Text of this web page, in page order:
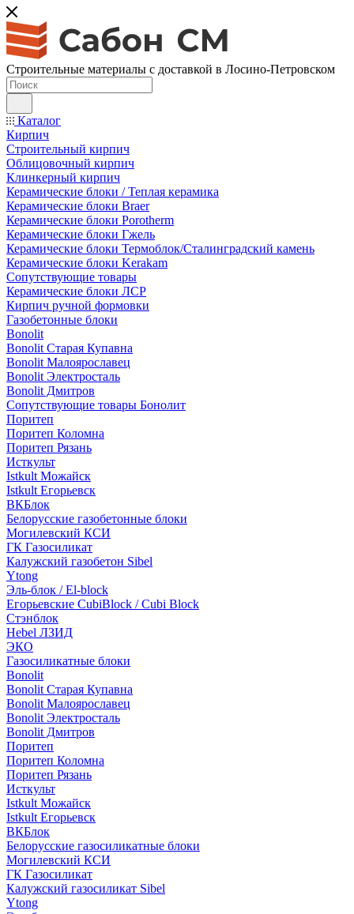
Строительные материалы с доставкой в Лосино-Петровском
Каталог
Кирпич
Строительный кирпич
Облицовочный кирпич
Клинкерный кирпич
Керамические блоки / Теплая керамика
Керамические блоки Braer
Керамические блоки Porotherm
Керамические блоки Гжель
Керамические блоки Термоблок/Сталинградский камень
Керамические блоки Kerakam
Сопутствующие товары
Керамические блоки ЛСР
Кирпич ручной формовки
Газобетонные блоки
Bonolit
Bonolit Старая Купавна
Bonolit Малоярославец
Bonolit Электросталь
Bonolit Дмитров
Сопутствующие товары Бонолит
Поритеп
Поритеп Коломна
Поритеп Рязань
Исткульт
Istkult Можайск
Istkult Егорьевск
ВКБлок
Белорусские газобетонные блоки
Могилевский КСИ
ГК Газосиликат
Калужский газобетон Sibel
Ytong
Эль-блок / El-block
Егорьевские CubiBlock / Cubi Block
Стэнблок
Hebel ЛЗИД
ЭКО
Газосиликатные блоки
Bonolit
Bonolit Старая Купавна
Bonolit Малоярославец
Bonolit Электросталь
Bonolit Дмитров
Поритеп
Поритеп Коломна
Поритеп Рязань
Исткульт
Istkult Можайск
Istkult Егорьевск
ВКБлок
Белорусские газосиликатные блоки
Могилевский КСИ
ГК Газосиликат
Калужский газосиликат Sibel
Ytong